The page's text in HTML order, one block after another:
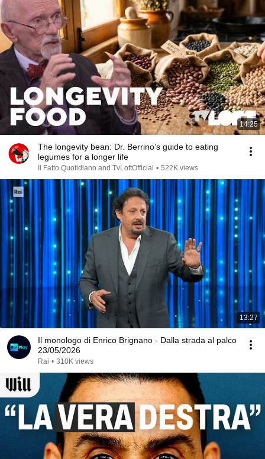
14:25
The longevity bean: Dr. Berrino’s guide to eating
legumes for a longer life
Il Fatto Quotidiano and TvLoftOfficial • 522K views
13:27
Il monologo di Enrico Brignano - Dalla strada al palco
23/05/2026
Rai • 310K views